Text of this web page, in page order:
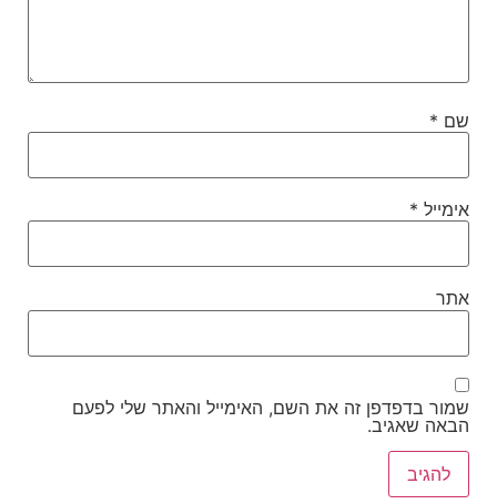
שם *
אימייל *
אתר
שמור בדפדפן זה את השם, האימייל והאתר שלי לפעם
הבאה שאגיב.